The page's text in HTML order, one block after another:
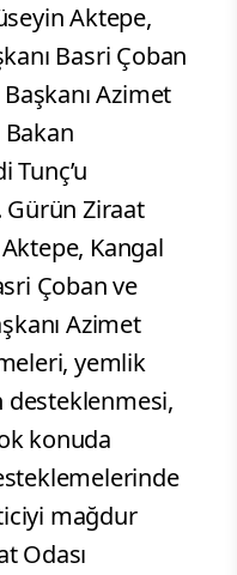
Aktepe,
Basri Çoban
Azimet
Bakan
Tunç’u
Gürün Ziraat
Kangal
Çoban ve
Azimet
yemlik
desteklenmesi,
konuda
mağdur
Odası